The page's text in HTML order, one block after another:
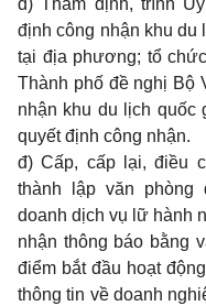
d) Thẩm định, trình
định công nhận khu du
tại địa phương; tổ
Thành phố đề nghị Bộ
nhận khu du lịch quốc
quyết định công nhận.
đ) Cấp, cấp lại, điều
thành lập văn phòng
doanh dịch vụ lữ hành
nhận thông báo bằng
điểm bắt đầu hoạt
thông tin về doanh